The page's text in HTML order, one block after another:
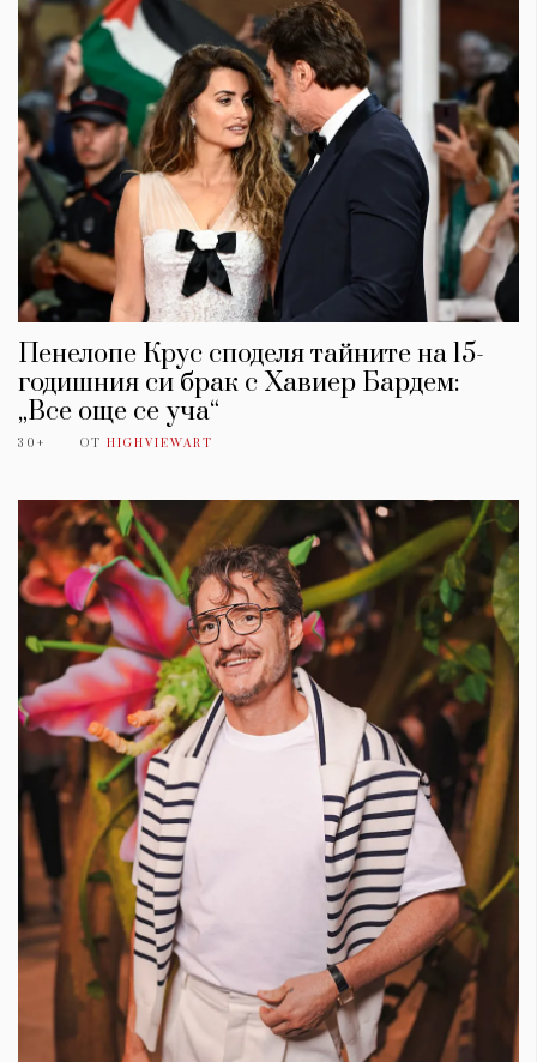
Пенелопе Крус споделя тайните на 15-
годишния си брак с Хавиер Бардем:
„Все още се уча“
30+ ОТ HIGHVIEWART